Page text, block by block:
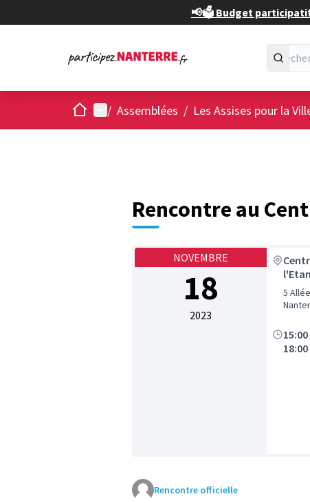
📢🗳️ Budget participatif
AccueilMenu principal
/ Assemblées / Les Assises pour la
Rencontre au
NOVEMBRE
18
2023
5
15:00
18:00
Rencontre officielle